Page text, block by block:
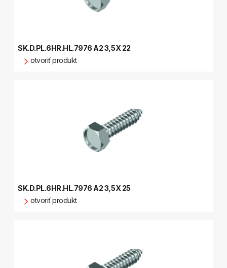
SK.D.PL.6HR.HL.7976 A2 3,5X 22
otvoriť produkt
SK.D.PL.6HR.HL.7976 A2 3,5X 25
otvoriť produkt